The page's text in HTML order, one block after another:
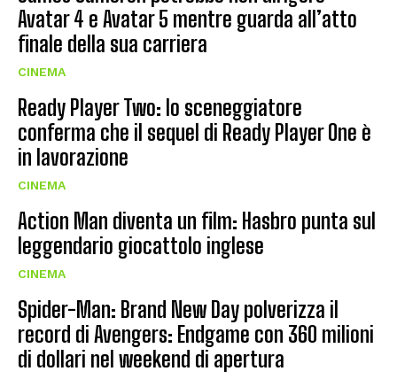
Avatar 4 e Avatar 5 mentre guarda all’atto
finale della sua carriera
CINEMA
Ready Player Two: lo sceneggiatore
conferma che il sequel di Ready Player One è
in lavorazione
CINEMA
Action Man diventa un film: Hasbro punta sul
leggendario giocattolo inglese
CINEMA
Spider-Man: Brand New Day polverizza il
record di Avengers: Endgame con 360 milioni
di dollari nel weekend di apertura